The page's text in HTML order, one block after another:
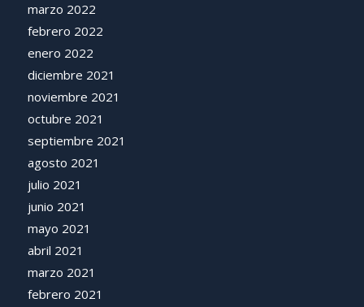
marzo 2022
febrero 2022
enero 2022
diciembre 2021
noviembre 2021
octubre 2021
septiembre 2021
agosto 2021
julio 2021
junio 2021
mayo 2021
abril 2021
marzo 2021
febrero 2021